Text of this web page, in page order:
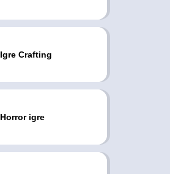
Igre Crafting
Horror igre